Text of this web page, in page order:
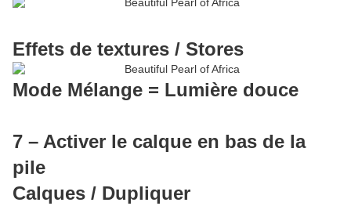
Effets de textures / Stores
Mode Mélange = Lumière douce
7 – Activer le calque en bas de la
pile
Calques / Dupliquer